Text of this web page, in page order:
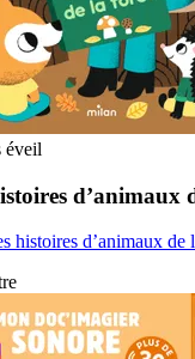
éveil
d’animaux
histoires d’animaux de